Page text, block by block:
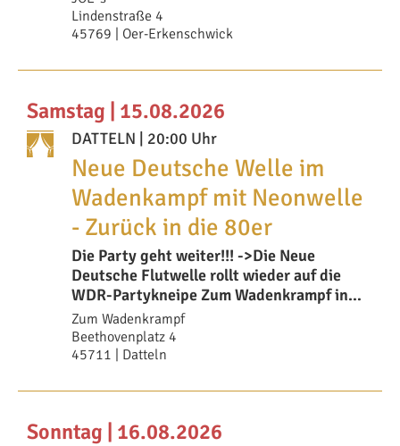
Lindenstraße 4
45769 | Oer-Erkenschwick
Samstag | 15.08.2026
DATTELN | 20:00 Uhr
Neue Deutsche Welle im
Wadenkampf mit Neonwelle
- Zurück in die 80er
Die Party geht weiter!!! ->Die Neue
Deutsche Flutwelle rollt wieder auf die
WDR-Partykneipe Zum Wadenkrampf in
Datteln am
Zum Wadenkrampf
Beethovenplatz 4
45711 | Datteln
Sonntag | 16.08.2026